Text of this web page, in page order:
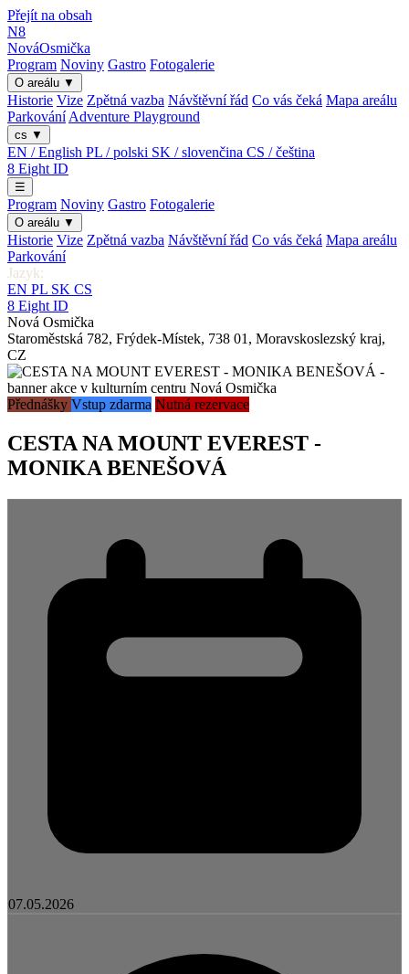
Přejít na obsah
N8
NováOsmička
Program Noviny Gastro Fotogalerie
O areálu ▼
Historie Vize Zpětná vazba Návštěvní řád Co vás čeká Mapa areálu
Parkování Adventure Playground
cs ▼
EN / English PL / polski SK / slovenčina CS / čeština
8 Eight ID
☰
Program Noviny Gastro Fotogalerie
O areálu ▼
Historie Vize Zpětná vazba Návštěvní řád Co vás čeká Mapa areálu
Parkování
Jazyk:
EN PL SK CS
8 Eight ID
Nová Osmička
Staroměstská 782, Frýdek-Místek, 738 01 , Moravskoslezský kraj,
CZ
Přednášky Vstup zdarma Nutná rezervace
CESTA NA MOUNT EVEREST -
MONIKA BENEŠOVÁ
07.05.2026